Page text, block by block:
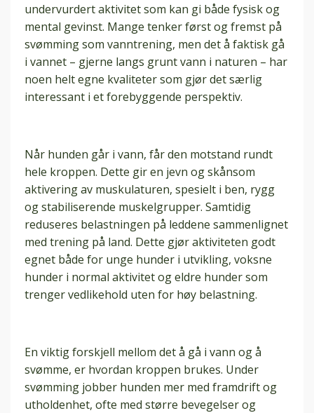
undervurdert aktivitet som kan gi både fysisk og
mental gevinst. Mange tenker først og fremst på
svømming som vanntrening, men det å faktisk gå
i vannet – gjerne langs grunt vann i naturen – har
noen helt egne kvaliteter som gjør det særlig
interessant i et forebyggende perspektiv.
Når hunden går i vann, får den motstand rundt
hele kroppen. Dette gir en jevn og skånsom
aktivering av muskulaturen, spesielt i ben, rygg
og stabiliserende muskelgrupper. Samtidig
reduseres belastningen på leddene sammenlignet
med trening på land. Dette gjør aktiviteten godt
egnet både for unge hunder i utvikling, voksne
hunder i normal aktivitet og eldre hunder som
trenger vedlikehold uten for høy belastning.
En viktig forskjell mellom det å gå i vann og å
svømme, er hvordan kroppen brukes. Under
svømming jobber hunden mer med framdrift og
utholdenhet, ofte med større bevegelser og